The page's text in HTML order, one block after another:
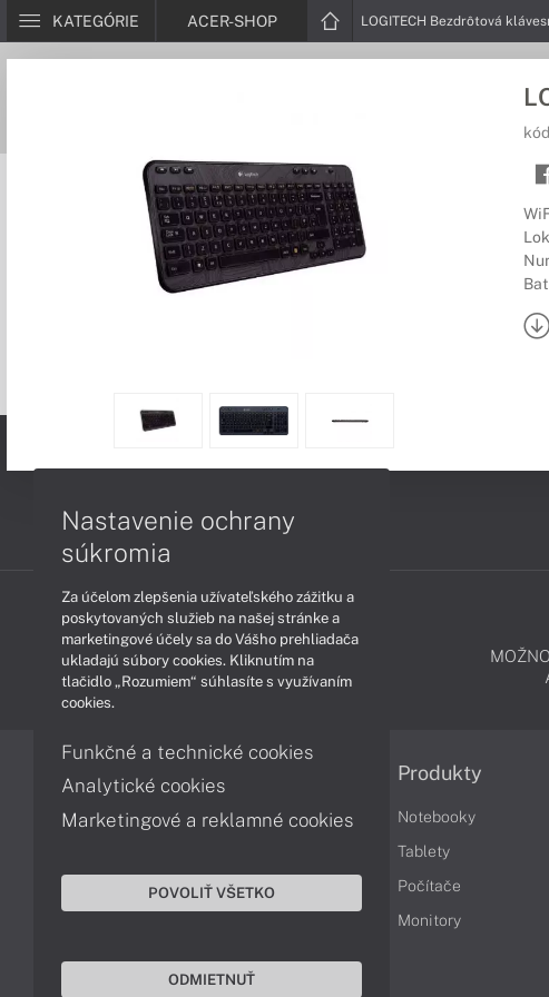
KATEGÓRIE ACER-SHOP LOGITECH Bezdrôtová
PODPORA A SERVIS
Informácie
Obchodné podmienky
Ochrana osobných údajov
Cookies
Produkty
Notebooky
Tablety
Počítače
Monitory
Nastavenie ochrany
súkromia
Za účelom zlepšenia užívateľského zážitku a
poskytovaných služieb na našej stránke a
marketingové účely sa do Vášho prehliadača
ukladajú súbory cookies. Kliknutím na
tlačidlo „Rozumiem“ súhlasíte s využívaním
cookies.
Funkčné a technické cookies
Analytické cookies
Marketingové a reklamné cookies
POVOLIŤ VŠETKO
ODMIETNUŤ